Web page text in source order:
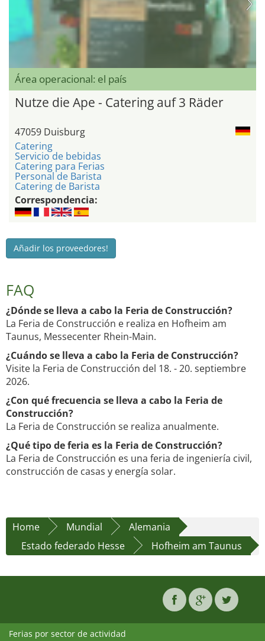
Área operacional: el país
Nutze die Ape - Catering auf 3 Räder
47059 Duisburg
Catering
Servicio de bebidas
Catering para Ferias
Personal de Barista
Catering de Barista
Correspondencia:
Añadir los proveedores!
FAQ
¿Dónde se lleva a cabo la Feria de Construcción?
La Feria de Construcción e realiza en Hofheim am
Taunus, Messecenter Rhein-Main.
¿Cuándo se lleva a cabo la Feria de Construcción?
Visite la Feria de Construcción del 18. - 20. septiembre
2026.
¿Con qué frecuencia se lleva a cabo la Feria de
Construcción?
La Feria de Construcción se realiza anualmente.
¿Qué tipo de feria es la Feria de Construcción?
La Feria de Construcción es una feria de ingeniería civil,
construcción de casas y energía solar.
Home Mundial
Alemania
Estado federado Hesse
Hofheim am Taunus
Ferias por sector de actividad